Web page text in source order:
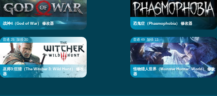
战神4（God of War） 修改器 恐鬼症（Phasmophobia） 修改器
普通 25 加强 20
巫师3:狂猎（The Witcher 3: Wild Hunt） 修改
器
普通 49 加强 13
怪物猎人世界（Monster Hunter: World） 修改
器